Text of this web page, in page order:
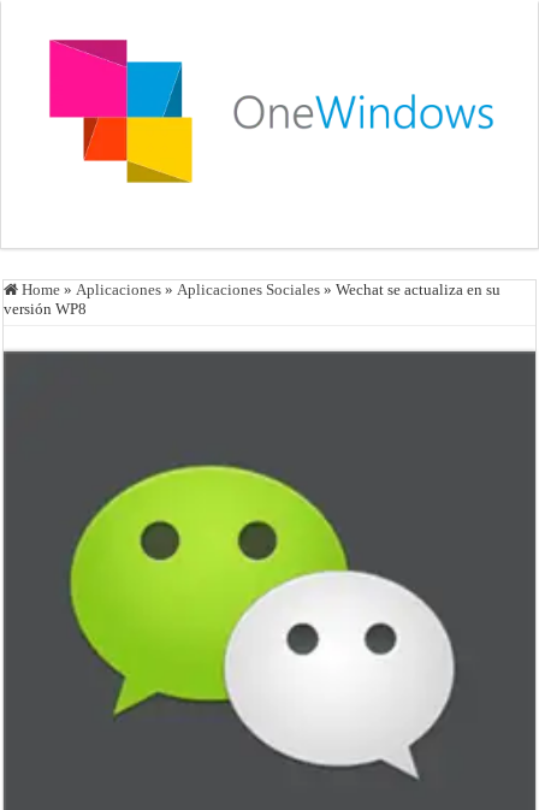
Home » Aplicaciones » Aplicaciones Sociales » Wechat se actualiza en su
versión WP8